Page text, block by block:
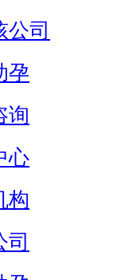
公司
孕
询
心
构
司